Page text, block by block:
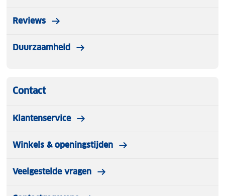
Reviews
Duurzaamheid
Contact
Klantenservice
Winkels & openingstijden
Veelgestelde vragen